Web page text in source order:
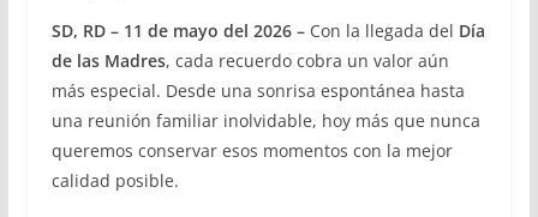
SD, RD – 11 de mayo del 2026 –Con la llegada del Día
de las Madres, cada recuerdo cobra un valor aún
más especial. Desde una sonrisa espontánea hasta
una reunión familiar inolvidable, hoy más que nunca
queremos conservar esos momentos con la mejor
calidad posible.